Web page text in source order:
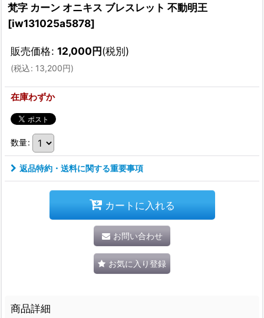
梵字 カーン オニキス ブレスレット 不動明王
[iw131025a5878]
販売価格: 12,000円(税別)
(税込: 13,200円)
在庫わずか
数量:
返品特約・送料に関する重要事項
カートに入れる
お問い合わせ
お気に入り登録
商品詳細